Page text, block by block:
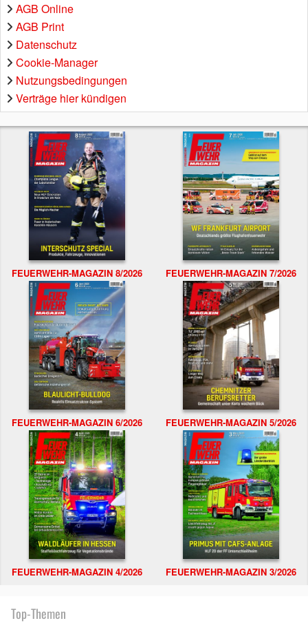
AGB Online
AGB Print
Datenschutz
Cookie-Manager
Nutzungsbedingungen
Verträge hier kündigen
FEUERWEHR-MAGAZIN 8/2026 FEUERWEHR-MAGAZIN 7/2026
FEUERWEHR-MAGAZIN 6/2026 FEUERWEHR-MAGAZIN 5/2026
FEUERWEHR-MAGAZIN 4/2026 FEUERWEHR-MAGAZIN 3/2026
Top-Themen